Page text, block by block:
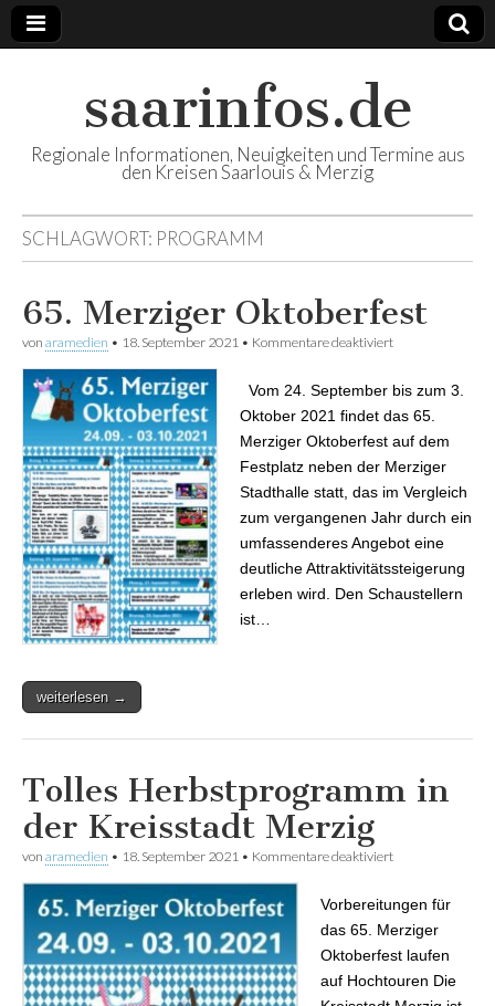
saarinfos.de
Regionale Informationen, Neuigkeiten und Termine aus
den Kreisen Saarlouis & Merzig
SCHLAGWORT: PROGRAMM
65. Merziger Oktoberfest
von aramedien • 18. September 2021 • Kommentare deaktiviert
Vom 24. September bis zum 3.
Oktober 2021 findet das 65.
Merziger Oktoberfest auf dem
Festplatz neben der Merziger
Stadthalle statt, das im Vergleich
zum vergangenen Jahr durch ein
umfassenderes Angebot eine
deutliche Attraktivitätssteigerung
erleben wird. Den Schaustellern
ist…
weiterlesen →
Tolles Herbstprogramm in
der Kreisstadt Merzig
von aramedien • 18. September 2021 • Kommentare deaktiviert
Merzig
Vorbereitungen für
das 65. Merziger
Oktoberfest laufen
auf Hochtouren Die